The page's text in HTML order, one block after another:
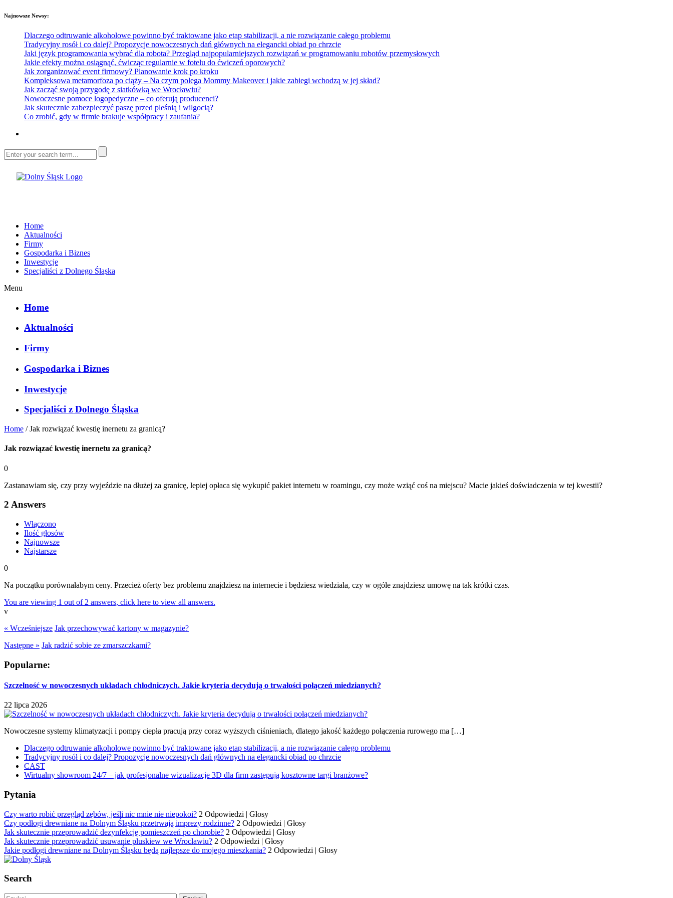
Najnowsze Newsy:
Dlaczego odtruwanie alkoholowe powinno być traktowane jako etap stabilizacji, a nie rozwiązanie całego problemu
Tradycyjny rosół i co dalej? Propozycje nowoczesnych dań głównych na elegancki obiad po chrzcie
Jaki język programowania wybrać dla robota? Przegląd najpopularniejszych rozwiązań w programowaniu robotów przemysłowych
Jakie efekty można osiągnąć, ćwicząc regularnie w fotelu do ćwiczeń oporowych?
Jak zorganizować event firmowy? Planowanie krok po kroku
Kompleksowa metamorfoza po ciąży – Na czym polega Mommy Makeover i jakie zabiegi wchodzą w jej skład?
Jak zacząć swoją przygodę z siatkówką we Wrocławiu?
Nowoczesne pomoce logopedyczne – co oferują producenci?
Jak skutecznie zabezpieczyć paszę przed pleśnią i wilgocią?
Co zrobić, gdy w firmie brakuje współpracy i zaufania?
Home
Aktualności
Firmy
Gospodarka i Biznes
Inwestycje
Specjaliści z Dolnego Śląska
Menu
Home
Aktualności
Firmy
Gospodarka i Biznes
Inwestycje
Specjaliści z Dolnego Śląska
Home /Jak rozwiązać kwestię inernetu za granicą?
Jak rozwiązać kwestię inernetu za granicą?
0
Zastanawiam się, czy przy wyjeździe na dłużej za granicę, lepiej opłaca się wykupić pakiet internetu w roamingu, czy może wziąć coś na miejscu? Macie jakieś doświadczenia w tej kwestii?
2 Answers
Włączono
Ilość głosów
Najnowsze
Najstarsze
0
Na początku porównałabym ceny. Przecież oferty bez problemu znajdziesz na internecie i będziesz wiedziała, czy w ogóle znajdziesz umowę na tak krótki czas.
You are viewing 1 out of 2 answers, click here to view all answers.
v
« Wcześniejsze Jak przechowywać kartony w magazynie?
Następne » Jak radzić sobie ze zmarszczkami?
Popularne:
Szczelność w nowoczesnych układach chłodniczych. Jakie kryteria decydują o trwałości połączeń miedzianych?
22 lipca 2026
Nowoczesne systemy klimatyzacji i pompy ciepła pracują przy coraz wyższych ciśnieniach, dlatego jakość każdego połączenia rurowego ma […]
Dlaczego odtruwanie alkoholowe powinno być traktowane jako etap stabilizacji, a nie rozwiązanie całego problemu
Tradycyjny rosół i co dalej? Propozycje nowoczesnych dań głównych na elegancki obiad po chrzcie
CAST
Wirtualny showroom 24/7 – jak profesjonalne wizualizacje 3D dla firm zastępują kosztowne targi branżowe?
Pytania
Czy warto robić przegląd zębów, jeśli nic mnie nie niepokoi? 2 Odpowiedzi | Głosy
Czy podłogi drewniane na Dolnym Śląsku przetrwają imprezy rodzinne? 2 Odpowiedzi | Głosy
Jak skutecznie przeprowadzić dezynfekcję pomieszczeń po chorobie? 2 Odpowiedzi | Głosy
Jak skutecznie przeprowadzić usuwanie pluskiew we Wrocławiu? 2 Odpowiedzi | Głosy
Jakie podłogi drewniane na Dolnym Śląsku będą najlepsze do mojego mieszkania? 2 Odpowiedzi | Głosy
Search